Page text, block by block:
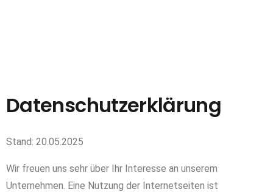
Datenschutzerklärung
Stand: 20.05.2025
Wir freuen uns sehr über Ihr Interesse an unserem
Unternehmen. Eine Nutzung der Internetseiten ist